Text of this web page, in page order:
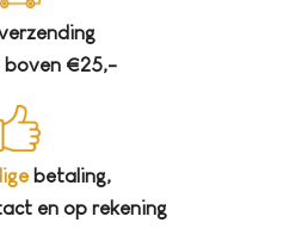
boven €25,-
betaling,
en op rekening